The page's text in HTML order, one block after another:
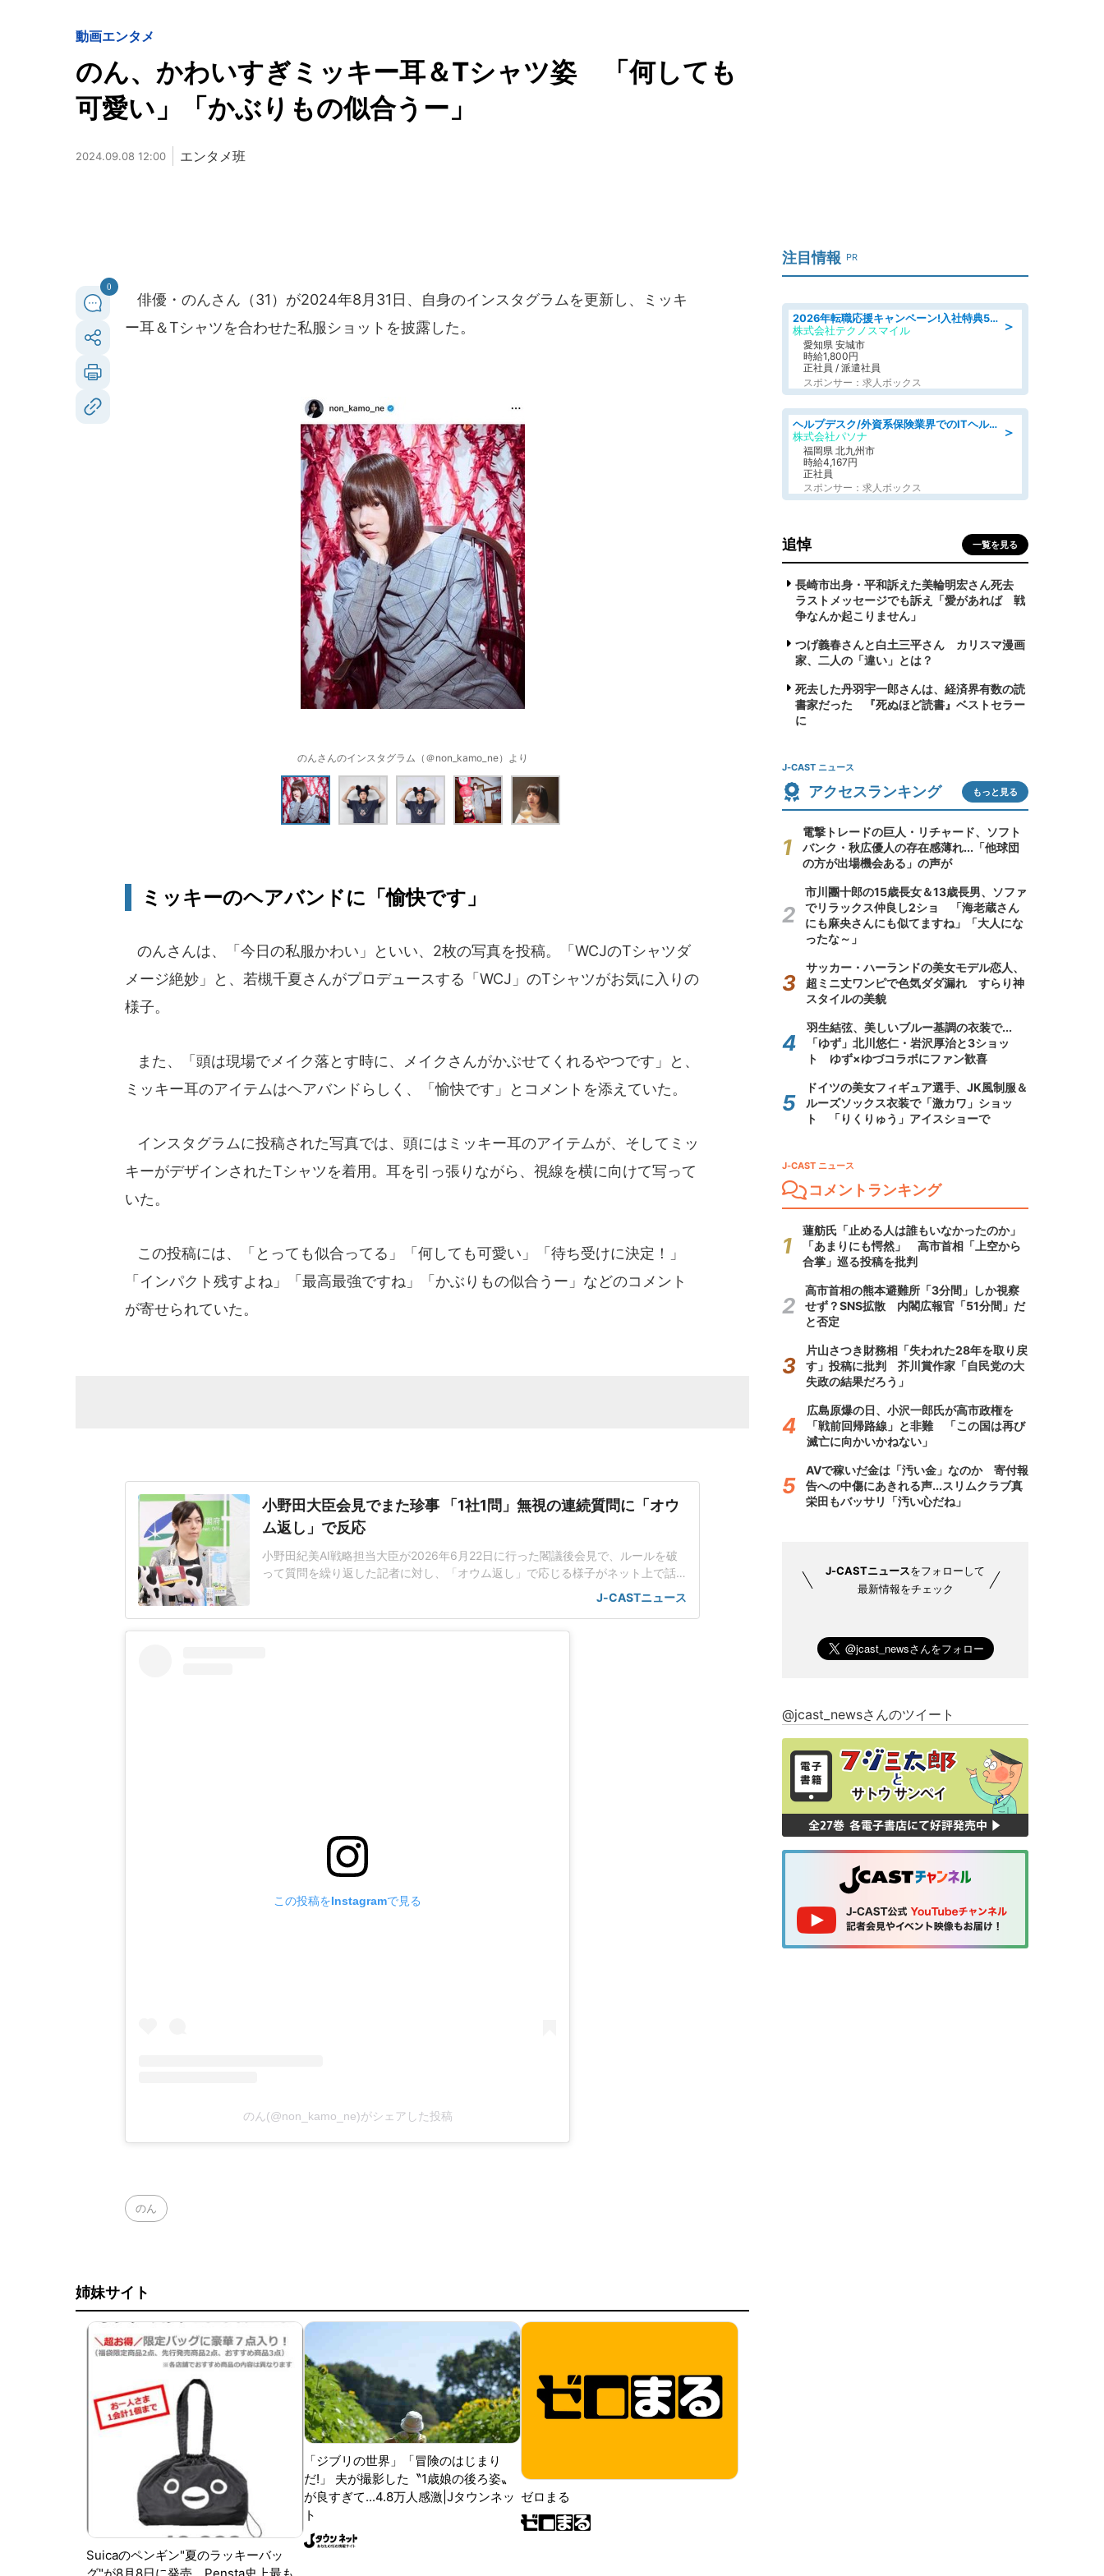
動画エンタメ
のん、かわいすぎミッキー耳＆Tシャツ姿 「何しても
可愛い」「かぶりもの似合うー」
2024.09.08 12:00 エンタメ班
0
俳優・のんさん（31）が2024年8月31日、自身のインスタグラムを更新し、ミッキ
ー耳＆Tシャツを合わせた私服ショットを披露した。
のんさんのインスタグラム（＠non_kamo_ne）より
ミッキーのヘアバンドに「愉快です」
のんさんは、「今日の私服かわい」といい、2枚の写真を投稿。「WCJのTシャツダ
メージ絶妙」と、若槻千夏さんがプロデュースする「WCJ」のTシャツがお気に入りの
様子。
また、「頭は現場でメイク落とす時に、メイクさんがかぶせてくれるやつです」と、
ミッキー耳のアイテムはヘアバンドらしく、「愉快です」とコメントを添えていた。
インスタグラムに投稿された写真では、頭にはミッキー耳のアイテムが、そしてミッ
キーがデザインされたTシャツを着用。耳を引っ張りながら、視線を横に向けて写って
いた。
この投稿には、「とっても似合ってる」「何しても可愛い」「待ち受けに決定！」
「インパクト残すよね」「最高最強ですね」「かぶりもの似合うー」などのコメント
が寄せられていた。
小野田大臣会見でまた珍事 「1社1問」無視の連続質問に「オウ
ム返し」で反応
小野田紀美AI戦略担当大臣が2026年6月22日に行った閣議後会見で、ルールを破
って質問を繰り返した記者に対し、「オウム返し」で応じる様子がネット上で話
題となっている。人工知能基本計画の改定素案めぐり応酬小野田氏は会見で、人
工知能基本計画の改定素案を決定したことを報告した。話題を集めているのは、
J-CASTニュース
この投稿をInstagramで見る
のん(@non_kamo_ne)がシェアした投稿
のん
姉妹サイト
Suicaのペンギン"夏のラッキーバッ
「ジブリの世界」「冒険のはじまり
だ!」 夫が撮影した〝1歳娘の後ろ姿〟
が良すぎて...4.8万人感激|Jタウンネッ
ト
ゼロまる
注目情報 PR
＞
2026年転職応援キャンペーン!入社特典58万円/デンソーで働こう!自動車工場で小型部品の検査業務 denso aichi
株式会社テクノスマイル
愛知県 安城市
時給1,800円
正社員 / 派遣社員
スポンサー：求人ボックス
＞
ヘルプデスク/外資系保険業界でのITヘルプデスク業務/駅近/即日勤務可/ヘルプデスク
株式会社パソナ
福岡県 北九州市
時給4,167円
正社員
スポンサー：求人ボックス
追悼 一覧を見る
長崎市出身・平和訴えた美輪明宏さん死去
ラストメッセージでも訴え「愛があれば 戦
争なんか起こりません」
つげ義春さんと白土三平さん カリスマ漫画
家、二人の「違い」とは？
死去した丹羽宇一郎さんは、経済界有数の読
書家だった 『死ぬほど読書』ベストセラー
に
J-CAST ニュース
アクセスランキング もっと見る
電撃トレードの巨人・リチャード、ソフト
バンク・秋広優人の存在感薄れ...「他球団
の方が出場機会ある」の声が
市川團十郎の15歳長女＆13歳長男、ソファ
でリラックス仲良し2ショ 「海老蔵さん
にも麻央さんにも似てますね」「大人にな
ったな～」
サッカー・ハーランドの美女モデル恋人、
超ミニ丈ワンピで色気ダダ漏れ すらり神
スタイルの美貌
羽生結弦、美しいブルー基調の衣装で...
「ゆず」北川悠仁・岩沢厚治と3ショッ
ト ゆず×ゆづコラボにファン歓喜
ドイツの美女フィギュア選手、JK風制服＆
ルーズソックス衣装で「激カワ」ショッ
ト 「りくりゅう」アイスショーで
J-CAST ニュース
コメントランキング
蓮舫氏「止める人は誰もいなかったのか」
「あまりにも愕然」 高市首相「上空から
合掌」巡る投稿を批判
高市首相の熊本避難所「3分間」しか視察
せず？SNS拡散 内閣広報官「51分間」だ
と否定
片山さつき財務相「失われた28年を取り戻
す」投稿に批判 芥川賞作家「自民党の大
失政の結果だろう」
広島原爆の日、小沢一郎氏が高市政権を
「戦前回帰路線」と非難 「この国は再び
滅亡に向かいかねない」
AVで稼いだ金は「汚い金」なのか 寄付報
告への中傷にあきれる声...スリムクラブ真
栄田もバッサリ「汚い心だね」
J-CASTニュースをフォローして
最新情報をチェック
@jcast_newsさんのツイート